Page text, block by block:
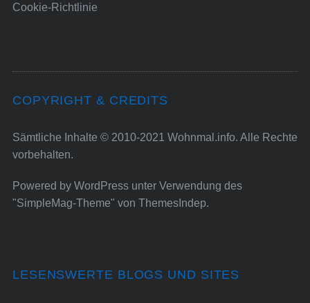
Cookie-Richtlinie
COPYRIGHT & CREDITS
Sämtliche Inhalte © 2010-2021 Wohnmal.info. Alle Rechte
vorbehalten.
Powered by WordPressunter Verwendung des
"SimpleMag-Theme" von ThemesIndep.
LESENSWERTE BLOGS UND SITES